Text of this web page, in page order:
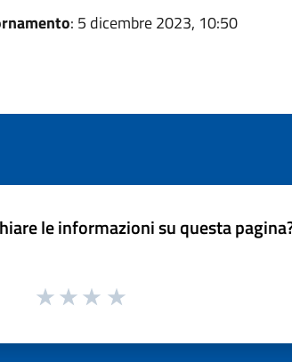
: 5 dicembre 2023, 10:50
le informazioni su questa